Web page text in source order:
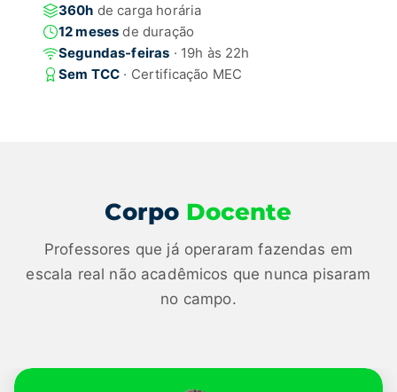
360h de carga horária
12 meses de duração
Segundas-feiras · 19h às 22h
Sem TCC · Certificação MEC
Corpo Docente
Professores que já operaram fazendas em
escala real não acadêmicos que nunca pisaram
no campo.